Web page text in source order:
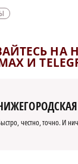
НА
И
честно, точно. И